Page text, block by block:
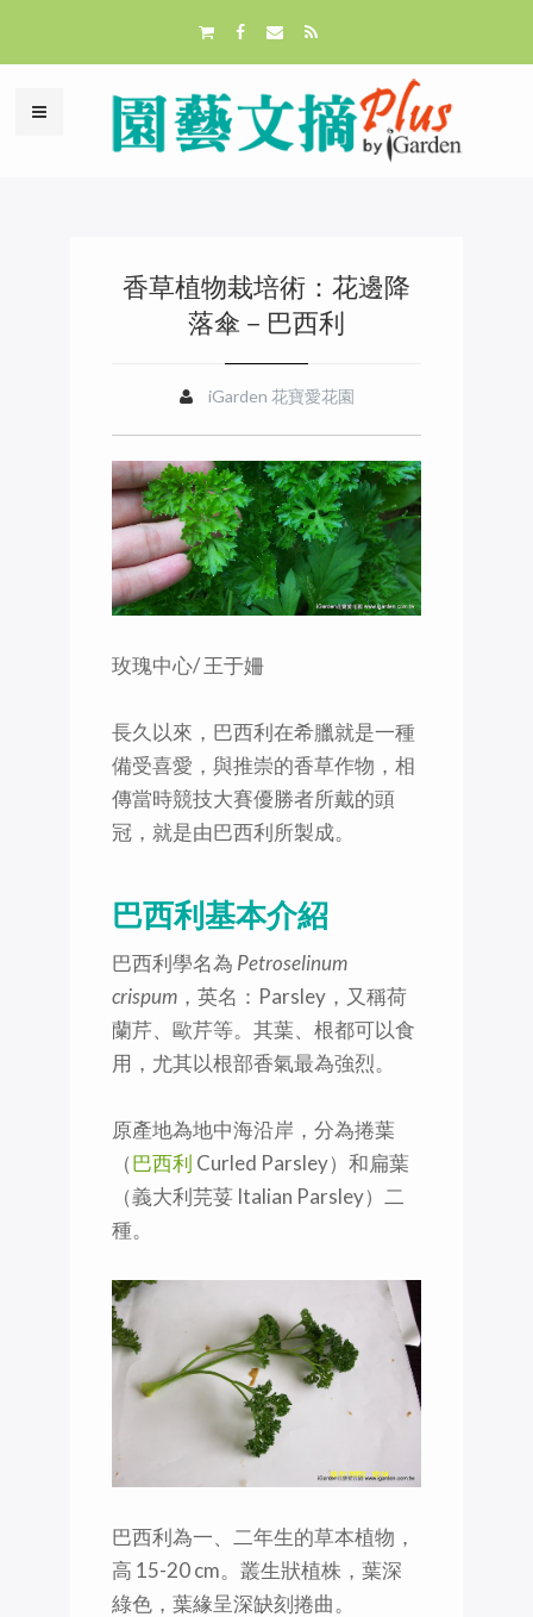
香草植物栽培術：花邊降
落傘－巴西利
iGarden 花寶愛花園
玫瑰中心/ 王于姍
長久以來，巴西利在希臘就是一種
備受喜愛，與推崇的香草作物，相
傳當時競技大賽優勝者所戴的頭
冠，就是由巴西利所製成。
巴西利基本介紹
巴西利學名為 Petroselinum
crispum ，英名：Parsley，又稱荷
蘭芹、歐芹等。其葉、根都可以食
用，尤其以根部香氣最為強烈。
原產地為地中海沿岸，分為捲葉
（巴西利 Curled Parsley）和扁葉
（義大利芫荽 Italian Parsley）二
種。
巴西利為一、二年生的草本植物，
高 15-20 cm。叢生狀植株，葉深
綠色，葉緣呈深缺刻捲曲。